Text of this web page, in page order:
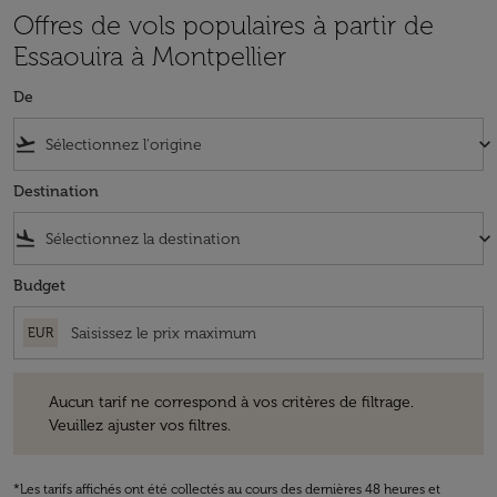
Offres de vols populaires à partir de
Essaouira à Montpellier
De
flight_takeoff keyboard_arrow_down
Destination
flight_land keyboard_arrow_down
Budget
EUR
Aucun tarif ne correspond à vos critères de filtrage.
Veuillez ajuster vos filtres.
*Les tarifs affichés ont été collectés au cours des dernières 48 heures et